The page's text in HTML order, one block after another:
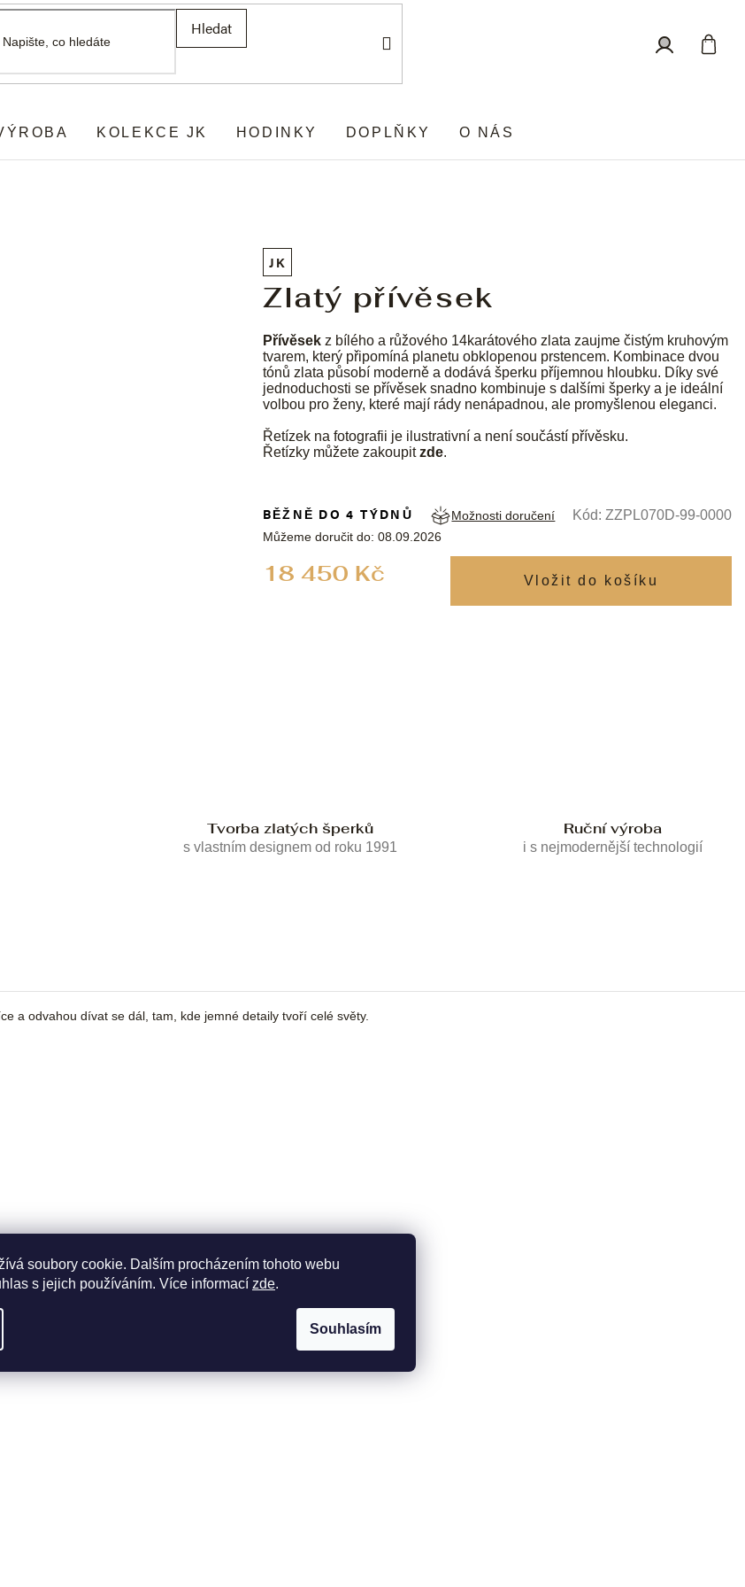
soubory cookie. Dalším procházením tohoto webu
s jejich používáním. Více informací zde.
Souhlasím
Hledat
KOLEKCE JK HODINKY DOPLŇKY O NÁS
JK
Zlatý přívěsek
Přívěsek z bílého a růžového 14karátového zlata zaujme čistým kruhovým
tvarem, který připomíná planetu obklopenou prstencem. Kombinace dvou
tónů zlata působí moderně a dodává šperku příjemnou hloubku. Díky své
jednoduchosti se přívěsek snadno kombinuje s dalšími šperky a je ideální
volbou pro ženy, které mají rády nenápadnou, ale promyšlenou eleganci.
Řetízek na fotografii je ilustrativní a není součástí přívěsku.
Řetízky můžete zakoupitzde.
18 450 Kč
BĚŽNĚ DO 4 TÝDNŮ
Můžeme doručit do: 08.09.2026
Možnosti doručení Kód: ZZPL070D-99-0000
Tvorba zlatých šperků
s vlastním designem od roku 1991
Ruční výroba
i s nejmodernější technologií
a odvahou dívat se dál, tam, kde jemné detaily tvoří celé světy.